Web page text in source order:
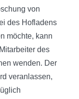
von
des Hofladens
möchte, kann
des
wenden. Der
veranlassen,